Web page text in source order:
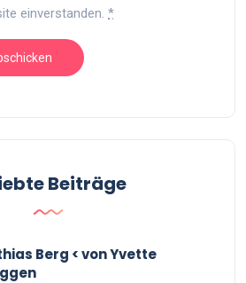
einverstanden. *
Beiträge
Berg < von Yvette